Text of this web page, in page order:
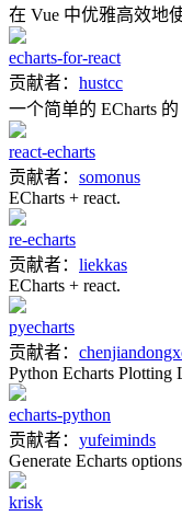
在 Vue 中优雅高效地使
echarts-for-react
贡献者： hustcc
一个简单的 ECharts 的
react-echarts
贡献者： somonus
ECharts + react.
re-echarts
贡献者： liekkas
ECharts + react.
pyecharts
贡献者： chenjiandongx
Python Echarts Plotting
echarts-python
贡献者： yufeiminds
Generate Echarts
krisk